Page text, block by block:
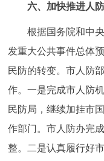
六、加快推进人防
根据国务院和中央
发重大公共事件总体
民防的转变。市人防
作。一是完成市人防
民防局，继续加挂市
作部门。市人防办完
整。二是认真履行好